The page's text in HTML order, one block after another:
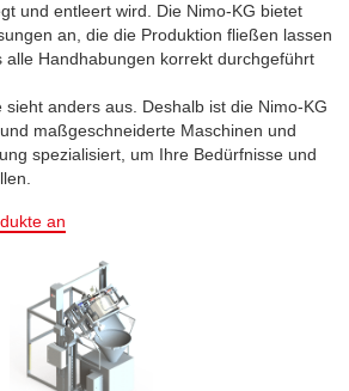
und entleert wird. Die Nimo-KG bietet
an, die die Produktion fließen lassen
alle Handhabungen korrekt durchgeführt
anders aus. Deshalb ist die Nimo-KG
maßgeschneiderte Maschinen und
spezialisiert, um Ihre Bedürfnisse und
an